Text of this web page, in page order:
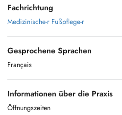
Fachrichtung
Medizinische-r Fußpflege-r
Gesprochene Sprachen
Français
Informationen über die Praxis
Öffnungszeiten